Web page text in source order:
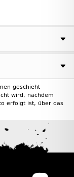
geschieht
wird, nachdem
erfolgt ist, über das